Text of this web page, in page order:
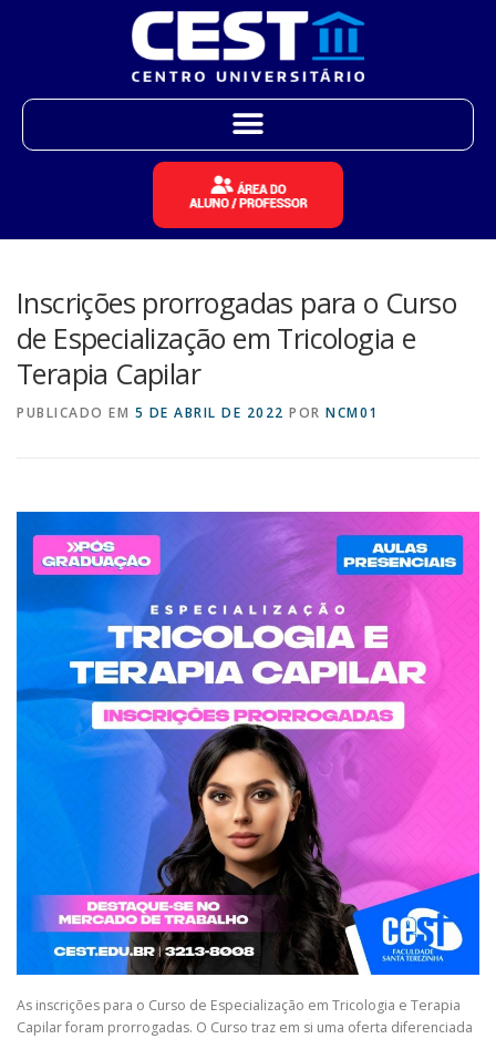
Inscrições prorrogadas para o Curso
de Especialização em Tricologia e
Terapia Capilar
PUBLICADO EM 5 DE ABRIL DE 2022 POR NCM01
As inscrições para o Curso de Especialização em Tricologia e Terapia
Capilar foram prorrogadas. O Curso traz em si uma oferta diferenciada